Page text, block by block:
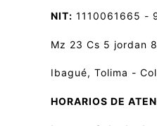
NIT: 1110061665 -
Mz 23 Cs 5 jordan
Ibagué, Tolima -
HORARIOS DE